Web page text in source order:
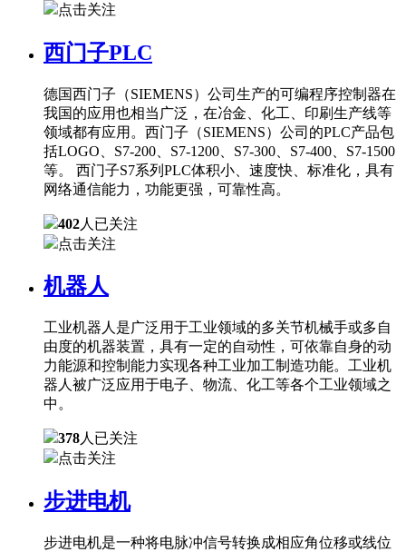
点击关注
西门子PLC
德国西门子（SIEMENS）公司生产的可编程序控制器在
我国的应用也相当广泛，在冶金、化工、印刷生产线等
领域都有应用。西门子（SIEMENS）公司的PLC产品包
括LOGO、S7-200、S7-1200、S7-300、S7-400、S7-1500
等。 西门子S7系列PLC体积小、速度快、标准化，具有
网络通信能力，功能更强，可靠性高。
402人已关注
点击关注
机器人
工业机器人是广泛用于工业领域的多关节机械手或多自
由度的机器装置，具有一定的自动性，可依靠自身的动
力能源和控制能力实现各种工业加工制造功能。工业机
器人被广泛应用于电子、物流、化工等各个工业领域之
中。
378人已关注
点击关注
步进电机
步进电机是一种将电脉冲信号转换成相应角位移或线位